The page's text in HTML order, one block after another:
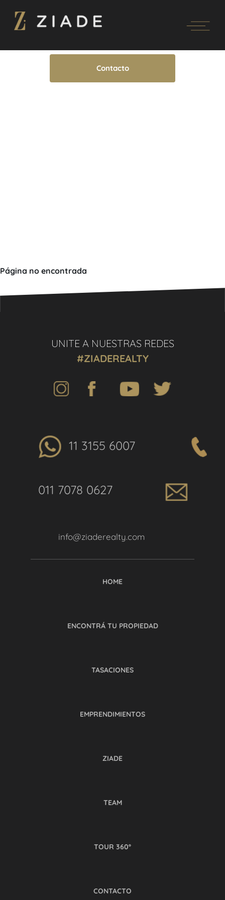
Contacto
Página no encontrada
UNITE A NUESTRAS REDES
#ZIADEREALTY
11 3155 6007
011 7078 0627
info@ziaderealty.com
HOME
ENCONTRÁ TU PROPIEDAD
TASACIONES
EMPRENDIMIENTOS
ZIADE
TEAM
TOUR 360º
CONTACTO